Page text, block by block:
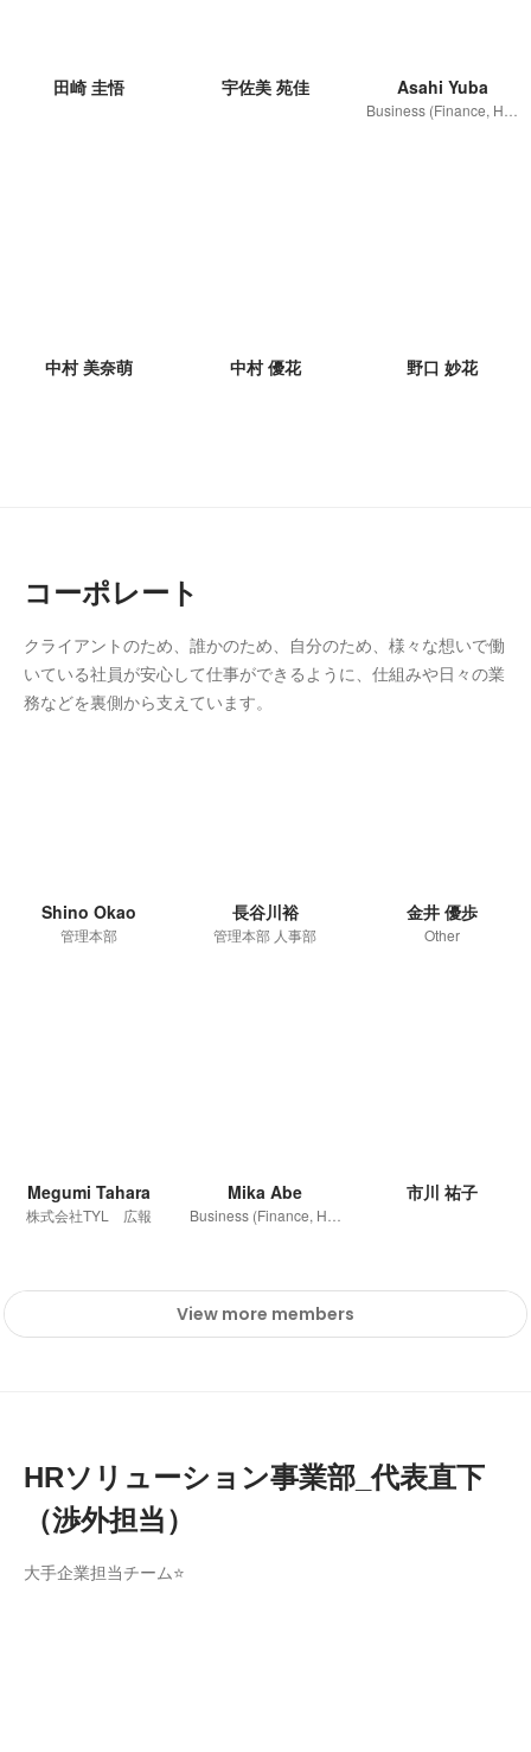
田崎 圭悟 宇佐美 苑佳 Asahi Yuba
中村 美奈萌 中村 優花 野口 妙花
コーポレート
クライアントのため、誰かのため、自分のため、様々な想いで働
いている社員が安心して仕事ができるように、仕組みや日々の業
務などを裏側から支えています。
Shino Okao
管理本部
長谷川裕
管理本部 人事部
金井 優歩
Other
Megumi Tahara
株式会社TYL 広報
Mika Abe 市川 祐子
View more members
HRソリューション事業部_代表直下
（渉外担当）
大手企業担当チーム⭐